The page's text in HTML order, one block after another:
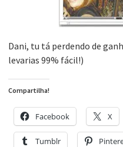
Dani, tu tá perdendo de
levarias 99% fácil!)
Compartilha!
Facebook X
Tumblr